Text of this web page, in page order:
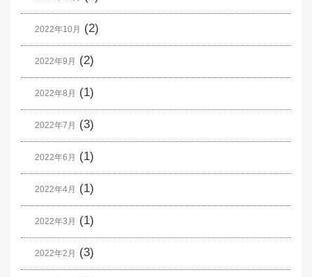
2022年10月 (2)
2022年9月 (2)
2022年8月 (1)
2022年7月 (3)
2022年6月 (1)
2022年4月 (1)
2022年3月 (1)
2022年2月 (3)